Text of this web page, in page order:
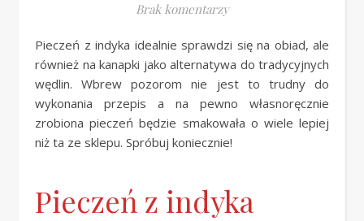
Brak komentarzy
Pieczeń z indyka idealnie sprawdzi się na obiad, ale
również na kanapki jako alternatywa do tradycyjnych
wędlin. Wbrew pozorom nie jest to trudny do
wykonania przepis a na pewno własnoręcznie
zrobiona pieczeń będzie smakowała o wiele lepiej
niż ta ze sklepu. Spróbuj koniecznie!
Pieczeń z indyka